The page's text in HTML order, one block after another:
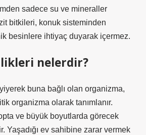
sadece su ve mineraller
bitkileri, konuk sisteminden
besinlere ihtiyaç duyarak içermez.
nelerdir?
buna bağlı olan organizma,
organizma olarak tanımlanır.
ve büyük boyutlarda görecek
Yaşadığı ev sahibine zarar vermek